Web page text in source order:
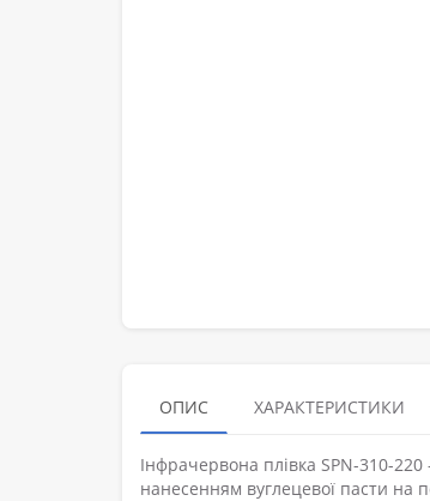
ОПИС ХАРАКТЕРИСТИКИ
Інфрачервона плівка SPN-310-
нанесенням вуглецевої пасти на